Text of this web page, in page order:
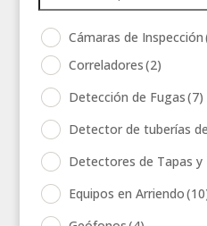
Cámaras de Inspección
Correladores(2)
Detección de Fugas(7)
Detector de tuberías
Detectores de Tapas y
Equipos en Arriendo